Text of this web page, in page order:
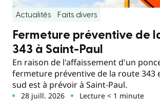
Actualités Faits divers
Fermeture préventive de
343 à Saint-Paul
En raison de l'affaissement d'un
fermeture préventive de la route 343
sud est à prévoir à Saint-Paul.
28 juill. 2026 Lecture < 1 minute